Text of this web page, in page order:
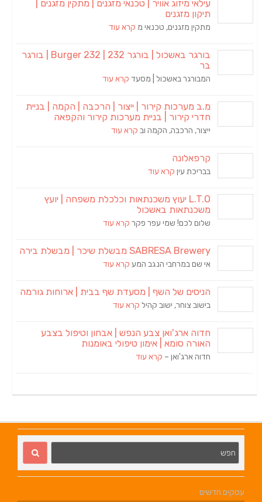
עילאי מיזוג אוויר | טכנאי מזגנים | מתקין מזגנים |
תיקון מזגנים
מתקין מזגנים, טכנאי מ קרא עוד
בורגר באשכול | בורגר 232 | Burger 232 | בורגר
בר
המבורגר באשכול | מסעד קרא עוד
מ.ב מערכות קירור | ייצור | הרכבה | הקמה | בניית
חדרי קירור | בניית מערכות קירור והקפאה
ייצור, הרכבה, הקמה וב קרא עוד
קרפאלונה
בבריכת עין קרא עוד
L.T.O יעוץ משכנתאות וכלכלת משפחה | יועץ
משכנתאות באשכול
שלום לכם! שמי עפר פקר קרא עוד
SABRESA Brewery מבשלת שיכר | מבשלת בירה
אי שם במרחבי הנגב המע קרא עוד
הניסים של השף | מסעדת שף בבית | ארוחות גורמה
בישוב צוחר, ישוב קהיל קרא עוד
חדוה ארג'ואן צבע הנפש | אבחון וטיפול בצבע
האורה סומא | אימון טיפולי באומנות
חדוה ארג'ואן – קרא עוד
עסקים חדשים